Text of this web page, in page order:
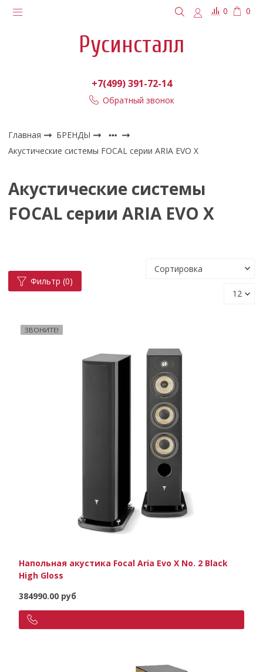
0 0
Русинсталл
+7(499) 391-72-14
Обратный звонок
Главная
БРЕНДЫ
Акустические системы FOCAL серии ARIA EVO X
Акустические системы
FOCAL серии ARIA EVO X
Фильтр (0)
ЗВОНИТЕ!
Напольная акустика Focal Aria Evo X No. 2 Black
High Gloss
384990.00 руб